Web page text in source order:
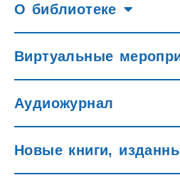
О библиотеке
Виртуальные
Аудиожурнал
Новые книги,